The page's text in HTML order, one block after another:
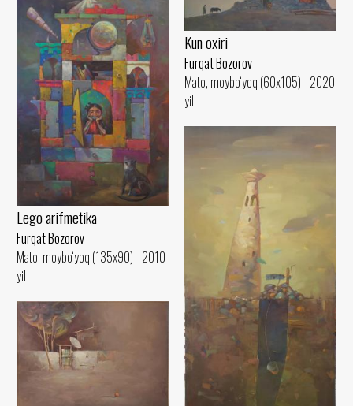
Kun oxiri
Furqat Bozorov
Mato, moybo‘yoq (60x105) - 2020
yil
Lego arifmetika
Furqat Bozorov
Mato, moybo‘yoq (135x90) - 2010
yil